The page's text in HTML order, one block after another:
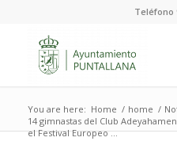
Teléfono
You are here: Home / home /
14 gimnastas del Club
el Festival Europeo ...